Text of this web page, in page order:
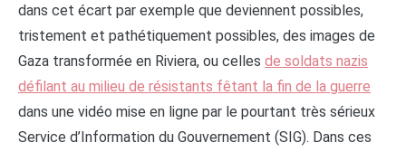
dans cet écart par exemple que deviennent possibles,
tristement et pathétiquement possibles, des images de
Gaza transformée en Riviera, ou celles de soldats nazis
défilant au milieu de résistants fêtant la fin de la guerre
dans une vidéo mise en ligne par le pourtant très sérieux
Service d’Information du Gouvernement (SIG). Dans ces